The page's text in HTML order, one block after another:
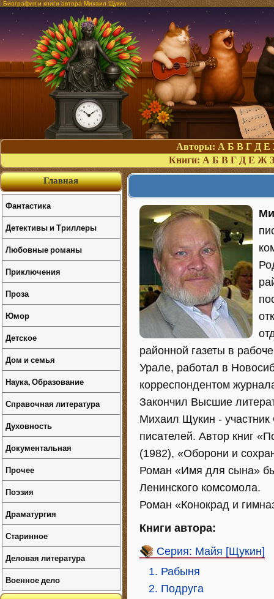
Биография и книги автора Михаил Щукин
Авторы: А Б В Г Д Е
Книги: А Б В Г Д Е Ж З
районной газеты в
Урале, работал в
корреспондентом
Закончил Высшие
Михаил Щукин -
писателей. Автор книг
(1982), «Оборони и
Роман «Имя для сына»
Ленинского комсомола.
Роман «Конокрад и
Книги автора:
Серия: Майя [Щукин]
1. Рабыня
2. Подруга
Главная
Фантастика
Детективы и Триллеры
Любовные романы
Приключения
Проза
Юмор
Детское
Дом и семья
Наука, Образование
Справочная литература
Духовность
Документальная
Прочее
Поэзия
Драматургия
Старинное
Деловая литература
Военное дело